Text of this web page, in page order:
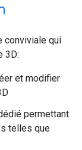
conviviale qui
3D:
et modifier
permettant
telles que